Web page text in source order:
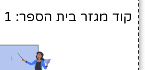
קוד מגזר בית הספר: 1